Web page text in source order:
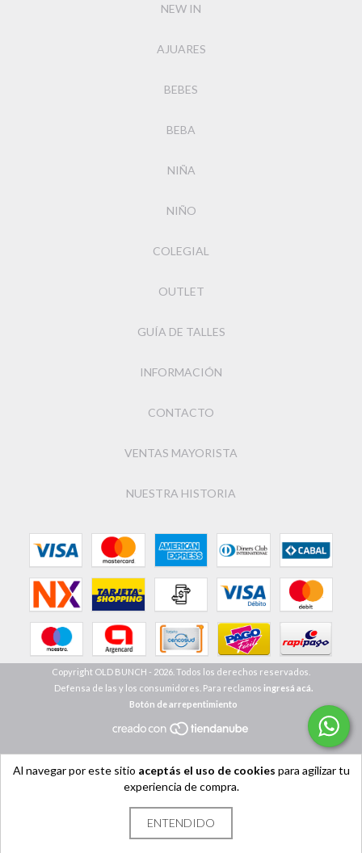
Al navegar por este sitio aceptás el uso de cookies para agilizar tu
experiencia de compra.
ENTENDIDO
NEW IN
AJUARES
BEBES
BEBA
NIÑA
NIÑO
COLEGIAL
OUTLET
GUÍA DE TALLES
INFORMACIÓN
CONTACTO
VENTAS MAYORISTA
NUESTRA HISTORIA
Copyright OLD BUNCH - 2026. Todos los derechos reservados.
Defensa de las y los consumidores. Para reclamos ingresá acá.
Botón de arrepentimiento